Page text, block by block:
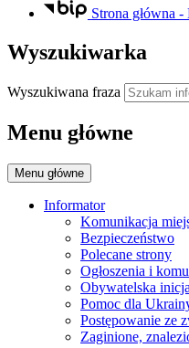
Strona główna
Wyszukiwarka
Wyszukiwana fraza
Menu główne
Menu główne
Informator
Komunikacja
Bezpieczeństwo
Polecane strony
Ogłoszenia i
Obywatelska
Pomoc dla
Postępowanie ze
Zaginione,